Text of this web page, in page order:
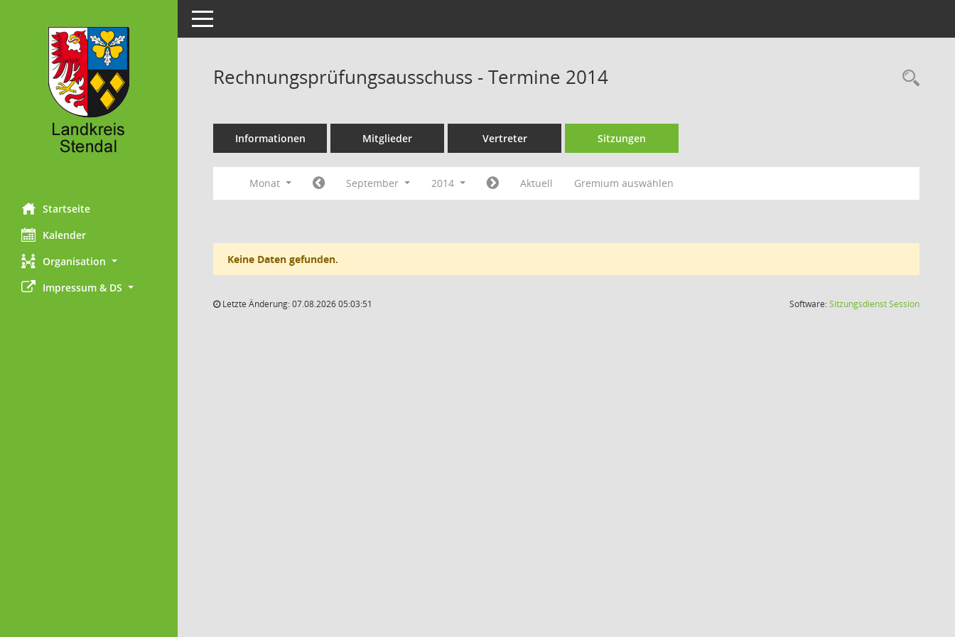
Startseite
Kalender
Organisation
Impressum & DS
Toggle navigation
Rechnungsprüfungsausschuss - Termine 2014
Informationen Mitglieder Vertreter Sitzungen
Monat September 2014 Aktuell Gremium auswählen
Keine Daten gefunden.
Letzte Änderung: 07.08.2026 05:03:51 Software:SitzungsdienstSession(Wird in